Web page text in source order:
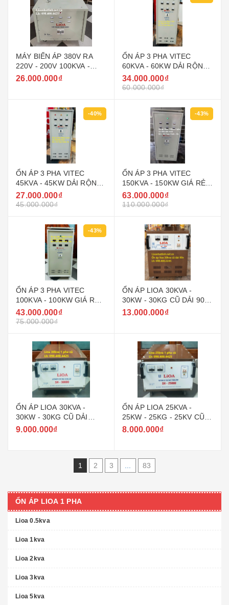
MÁY BIẾN ÁP 380V RA
220V - 200V 100KVA -
100KW LIOA
26.000.000₫
ỔN ÁP 3 PHA VITEC
60KVA - 60KW DẢI RỘNG
160V - 430V ( 90V - 250V )
GIÁ RẺ
34.000.000₫
60.000.000₫
-40%
ỔN ÁP 3 PHA VITEC
45KVA - 45KW DẢI RỘNG
160V - 430V ( 90V - 250V )
GIÁ RẺ
27.000.000₫
45.000.000₫
-43%
ỔN ÁP 3 PHA VITEC
150KVA - 150KW GIÁ RẺ
NHẤT THỊ TRƯỜNG
63.000.000₫
110.000.000₫
-43%
ỔN ÁP 3 PHA VITEC
100KVA - 100KW GIÁ RẺ
NHẤT THỊ TRƯỜNG
43.000.000₫
75.000.000₫
ỔN ÁP LIOA 30KVA -
30KW - 30KG CŨ DẢI 90V
~ 250V MODEL DRI -
13.000.000₫
ỔN ÁP LIOA 30KVA -
30KW - 30KG CŨ DẢI
150V ~ 250V MODEL SH -
9.000.000₫
ỔN ÁP LIOA 25KVA -
25KW - 25KG - 25KV CŨ
DẢI 150V ~ 250V MODEL
8.000.000₫
1 2 3 83
ỔN ÁP LIOA 1 PHA
Lioa 0.5kva
Lioa 1kva
Lioa 2kva
Lioa 3kva
Lioa 5kva